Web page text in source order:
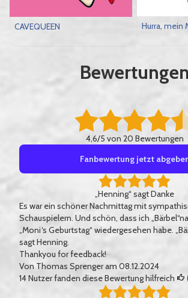
CAVEQUEEN Hurra, mein
Bewertungen
4,6/5 von 20 Bewertungen
Fanbewertung jetzt
„Henning“ sagt Danke
Es war ein schöner Nachmittag mit
Schauspielern. Und schön, dass ich
„Moni‘s Geburtstag“ wiedergesehen habe.
sagt Henning.
Thankyou for feedback!
Von Thomas Sprengeram 08.12.2024
14Nutzer fanden diese Bewertung hilfreich